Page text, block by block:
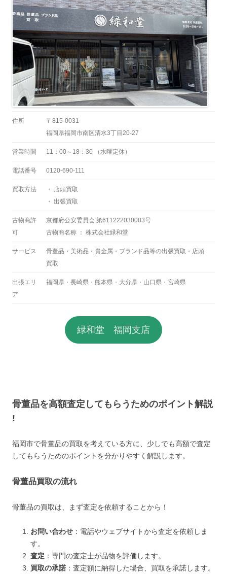
住所
〒815-0031
福岡県福岡市南区清水3丁目20-27
営業時間 11：00～18：30 （水曜定休）
電話番号 0120-690-111
買取方法
・ 店頭買取
・ 出張買取
古物商許
可
京都府公安委員会 第611222030003号
古物商名称 ： 株式会社緑和堂
サービス
骨董品・美術品・貴金属・ブランド品等の出張買取・店頭
買取
出張エリ
ア
福岡県・長崎県・熊本県・大分県・山口県・宮崎県
緑和堂 福岡支店
骨董品を高額査定してもらうためのポイント解説
!
福岡市で骨董品の買取を考えている方に、少しでも高額で査定
してもらうためのポイントを分かりやすく解説します。
骨董品買取の流れ
骨董品の買取は、まず査定を依頼することから！
お問い合わせ ：電話やウェブサイトから査定を依頼しま
す。
査定 ：専門の査定士が品物を評価します。
買取の承諾 ：査定額に納得した場合、買取を承諾します。